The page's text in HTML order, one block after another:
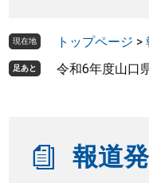
e
ス
現在地 トップページ >
足あと 令和6年度山口
報道